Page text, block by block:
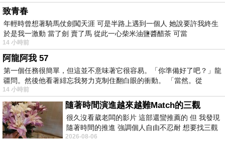
致青春
年輕時曾想著騎馬仗劍闖天涯 可是半路上遇到一個人 她說要許我終生
於是我一激動 當了劍 賣了馬 從此一心柴米油鹽醬醋茶 可當
14 小時前
阿龍阿我 57
第一個任務很簡單，但這並不意味著它很容易。「你準備好了吧？」龍
疆問。然後他看著緋忘我努力克制住翻白眼的衝動。 「當然。從
14 小時前
隨著時間演進越來越難Match的三觀
很久沒看葳老闆的影片 這部還蠻推薦的 但 我發現
隨著時間的推進 強調個人自由不忍耐 想要找三觀
接近的不要說對象 連朋友都超
2026-08-06